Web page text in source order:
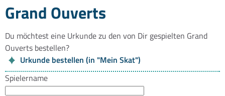
Grand Ouverts
Du möchtest eine Urkunde zu den von Dir gespielten Grand
Ouverts bestellen?
Urkunde bestellen (in "Mein Skat")
Spielername